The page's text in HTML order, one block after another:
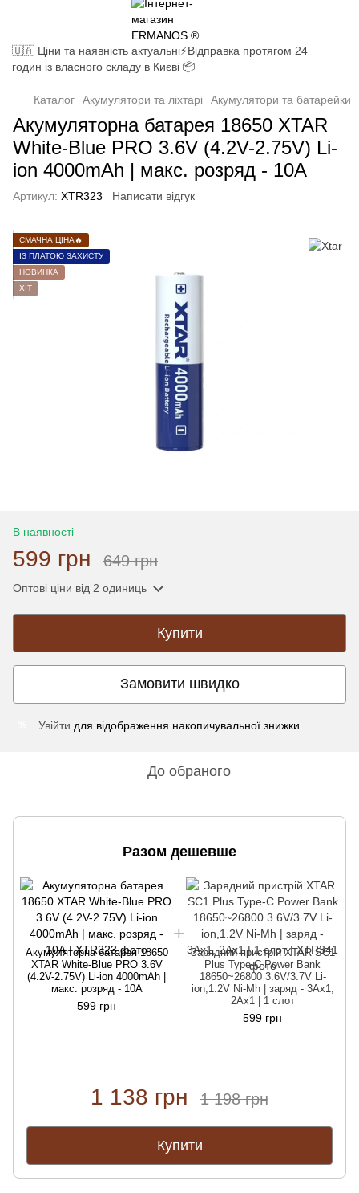
🇺🇦 Ціни та наявність актуальні⚡Відправка протягом 24
годин із власного складу в Києві 📦
Каталог Акумулятори та ліхтарі Акумулятори та батарейки
Акумуляторна батарея 18650 XTAR
White-Blue PRO 3.6V (4.2V-2.75V) Li-
ion 4000mAh | мaкс. розряд - 10А
Артикул: XTR323 Написати відгук
СМАЧНА ЦІНА🔥
ІЗ ПЛАТОЮ ЗАХИСТУ
НОВИНКА
ХІТ
В наявності
599 грн 649 грн
Оптові ціни від 2 одиниць
Купити
Замовити швидко
Увійти для відображення накопичувальної знижки
До обраного
Разом дешевше
Акумуляторна батарея 18650
XTAR White-Blue PRO 3.6V
(4.2V-2.75V) Li-ion 4000mAh |
мaкс. розряд - 10А
599 грн
Зарядний пристрій XTAR SC1
Plus Type-C Power Bank
18650~26800 3.6V/3.7V Li-
ion,1.2V Ni-Mh | заряд - 3Ax1,
2Ax1 | 1 слот
599 грн
1 138 грн 1 198 грн
Купити